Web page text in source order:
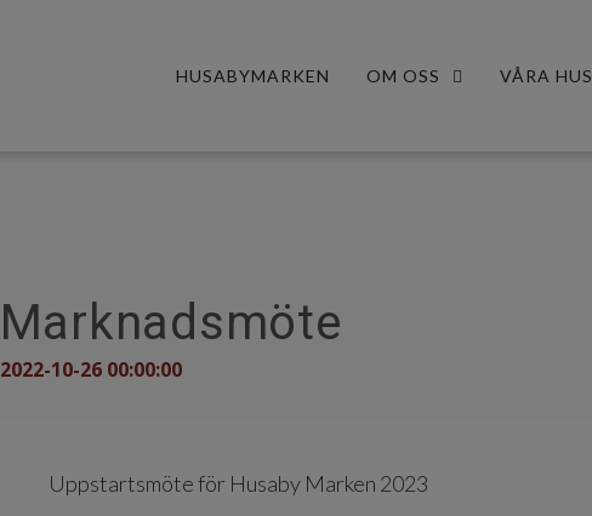
HUSABYMARKEN OM OSS VÅRA HUS
Marknadsmöte
2022-10-26 00:00:00
Uppstartsmöte för Husaby Marken 2023